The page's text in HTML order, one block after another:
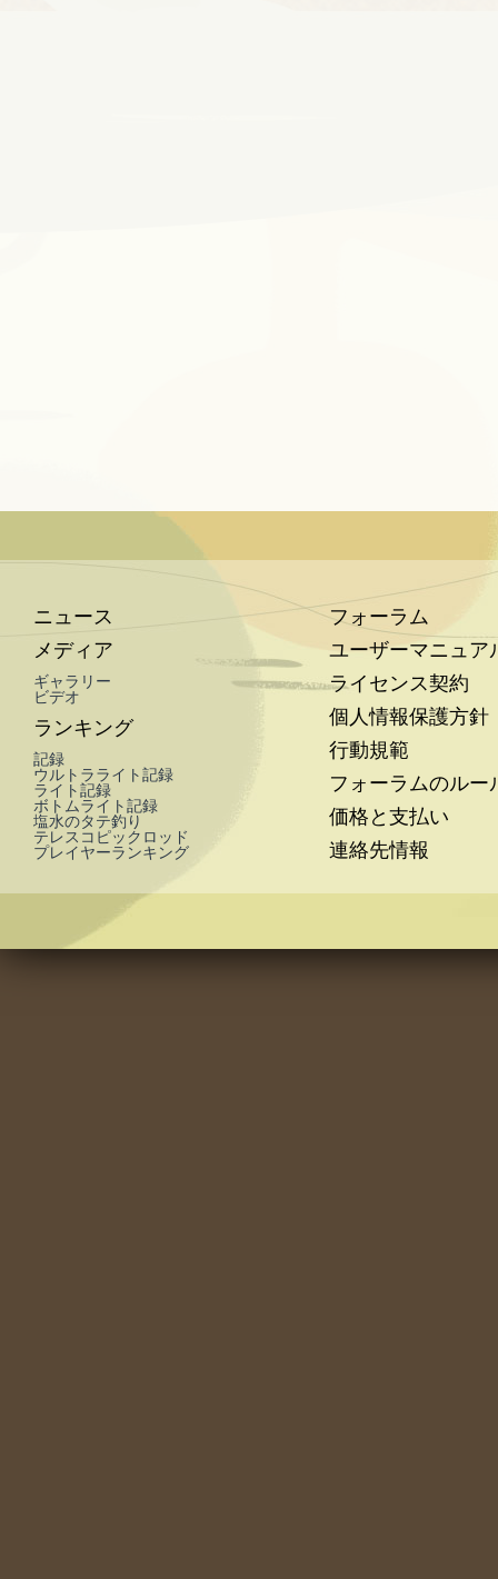
ニュース
メディア
ギャラリー
ビデオ
ランキング
記録
ウルトラライト記録
ライト記録
ボトムライト記録
塩水のタテ釣り
テレスコピックロッド
プレイヤーランキング
フォーラム
ユーザーマニュア
ライセンス契約
個人情報保護方針
行動規範
フォーラムのルー
価格と支払い
連絡先情報